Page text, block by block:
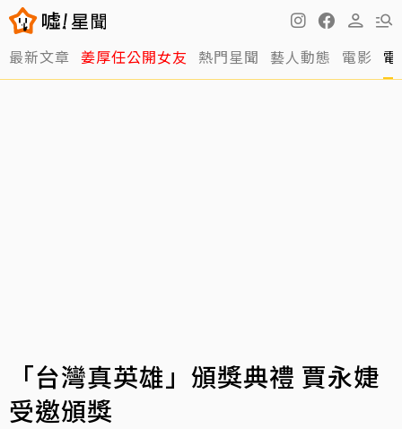
最新文章 姜厚任公開女友 熱門星聞 藝人動態 電影
「台灣真英雄」頒獎典禮 賈永婕
受邀頒獎